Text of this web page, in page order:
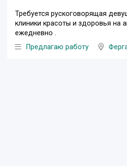
Требуется рускоговорящая
клиники красоты и здоровья на
ежедневно .
Предлагаю работу